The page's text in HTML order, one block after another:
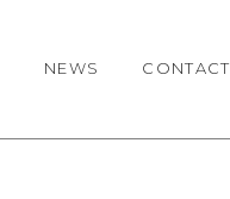
NEWS CONTACT